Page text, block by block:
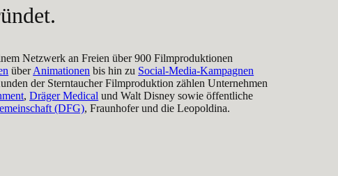
Netzwerk an Freien über 900 Filmproduktionen
überAnimationen bis hin zu Social-Media-Kampagnen
der Sterntaucher Filmproduktion zählen Unternehmen
,Dräger Medical und Walt Disney sowie öffentliche
(DFG), Fraunhofer und die Leopoldina.